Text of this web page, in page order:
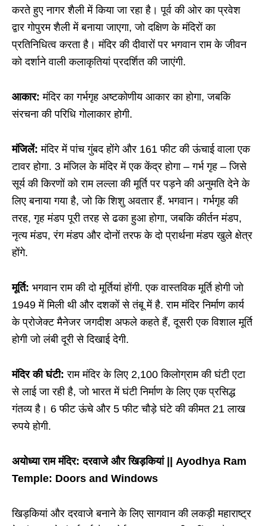
करते हुए नागर शैली में किया जा रहा है। पूर्व की ओर का प्रवेश
द्वार गोपुरम शैली में बनाया जाएगा, जो दक्षिण के मंदिरों का
प्रतिनिधित्व करता है। मंदिर की दीवारों पर भगवान राम के जीवन
को दर्शाने वाली कलाकृतियां प्रदर्शित की जाएंगी.
आकार: मंदिर का गर्भगृह अष्टकोणीय आकार का होगा, जबकि
संरचना की परिधि गोलाकार होगी.
मंजिलें: मंदिर में पांच गुंबद होंगे और 161 फीट की ऊंचाई वाला एक
टावर होगा. 3 मंजिल के मंदिर में एक केंद्र होगा – गर्भ गृह – जिसे
सूर्य की किरणों को राम लल्ला की मूर्ति पर पड़ने की अनुमति देने के
लिए बनाया गया है, जो कि शिशु अवतार हैं. भगवान। गर्भगृह की
तरह, गृह मंडप पूरी तरह से ढका हुआ होगा, जबकि कीर्तन मंडप,
नृत्य मंडप, रंग मंडप और दोनों तरफ के दो प्रार्थना मंडप खुले क्षेत्र
होंगे.
मूर्ति: भगवान राम की दो मूर्तियां होंगी. एक वास्तविक मूर्ति होगी जो
1949 में मिली थी और दशकों से तंबू में है. राम मंदिर निर्माण कार्य
के प्रोजेक्ट मैनेजर जगदीश अफले कहते हैं, दूसरी एक विशाल मूर्ति
होगी जो लंबी दूरी से दिखाई देगी.
मंदिर की घंटी: राम मंदिर के लिए 2,100 किलोग्राम की घंटी एटा
से लाई जा रही है, जो भारत में घंटी निर्माण के लिए एक प्रसिद्ध
गंतव्य है। 6 फीट ऊंचे और 5 फीट चौड़े घंटे की कीमत 21 लाख
रुपये होगी.
अयोध्या राम मंदिर: दरवाजे और खिड़कियां || Ayodhya Ram
Temple: Doors and Windows
खिड़कियां और दरवाजे बनाने के लिए सागवान की लकड़ी महाराष्ट्र